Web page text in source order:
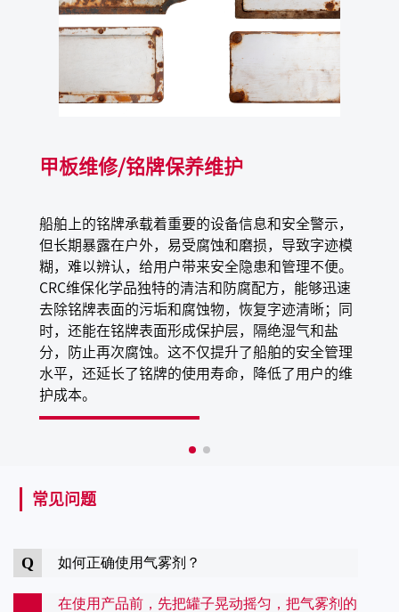
应用场景
在制造、组装、运输和储存过程中保护金属和抛光表面；
非作业期间保护工具和模具；保护不同表面免受油漆飞溅
甲板维修/铭牌保养维护
船舶上的铭牌承载着重要的设备信息和安全警示，
但长期暴露在户外，易受腐蚀和磨损，导致字迹模
糊，难以辨认，给用户带来安全隐患和管理不便。
CRC维保化学品独特的清洁和防腐配方，能够迅速
去除铭牌表面的污垢和腐蚀物，恢复字迹清晰；同
时，还能在铭牌表面形成保护层，隔绝湿气和盐
分，防止再次腐蚀。这不仅提升了船舶的安全管理
水平，还延长了铭牌的使用寿命，降低了用户的维
护成本。
常见问题
Q 如何正确使用气雾剂？
在使用产品前，先把罐子晃动摇匀，把气雾剂的